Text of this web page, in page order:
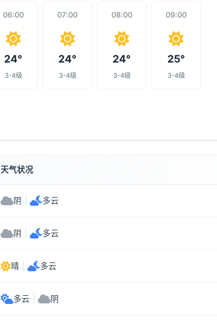
06:00
24°
3-4级
07:00
24°
3-4级
08:00
24°
3-4级
09:00
25°
3-4级
天气状况
阴 多云
阴 多云
晴 多云
多云 阴